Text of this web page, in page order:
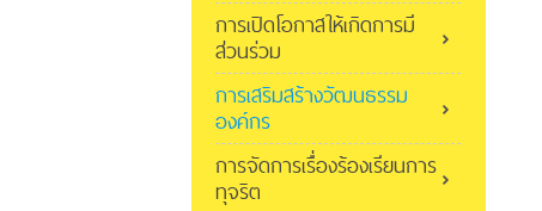
การเปิดโอกาสให้เกิดการมี
ส่วนร่วม
การเสริมสร้างวัฒนธรรม
องค์กร
การจัดการเรื่องร้องเรียนการ
ทุจริต